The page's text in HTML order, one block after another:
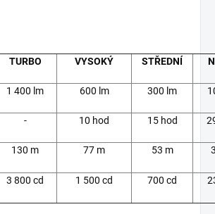
TURBO
VYSOKÝ STŘEDNÍ
1 400 lm 600 lm 300 lm
- 10 hod 15 hod
130 m 77 m 53 m
3 800 cd 1 500 cd 700 cd